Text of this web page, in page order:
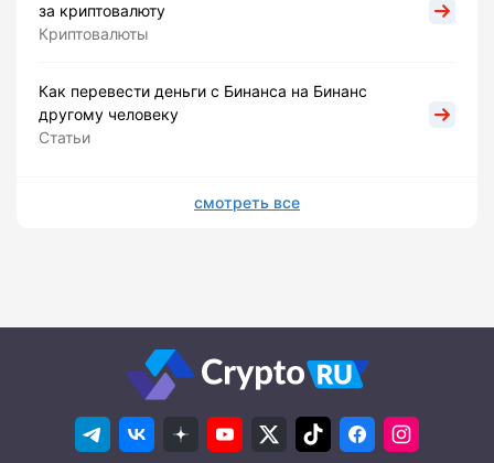
за криптовалюту
Криптовалюты
Как перевести деньги с Бинанса на Бинанс
другому человеку
Статьи
смотреть все